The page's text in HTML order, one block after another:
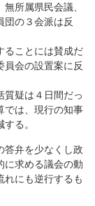
所属県民会議、
団の３会派は反
ることには賛成だ
員会の設置案に反
疑は４日間だっ
では、現行の知事
る。
弁を少なくし政
に求める議会の動
れにも逆行するも